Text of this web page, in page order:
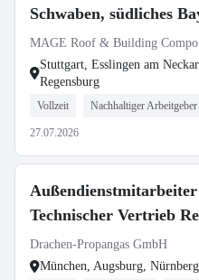
Schwaben, südliches
MAGE Roof & Building
Stuttgart, Esslingen am
Regensburg
Vollzeit Nachhaltiger Arbeitgeber
27.07.2026
Technischer Vertrieb
Drachen-Propangas GmbH
München, Augsburg,